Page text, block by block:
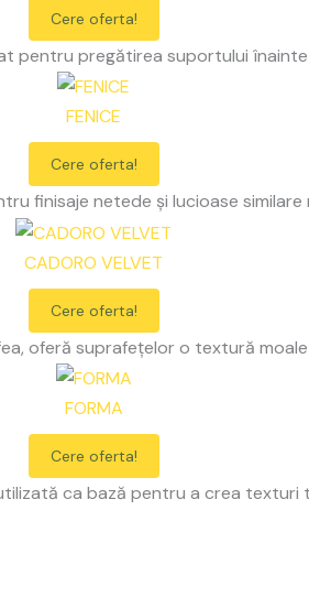
Cere oferta!
pentru pregătirea suportului
FENICE
Cere oferta!
finisaje netede și lucioase similare
CADORO VELVET
Cere oferta!
oferă suprafețelor o textură
FORMA
Cere oferta!
ca bază pentru a crea texturi